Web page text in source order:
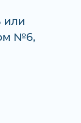
или
№6,